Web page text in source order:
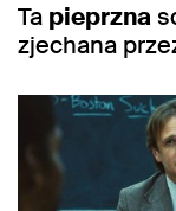
Ta pieprzna
zjechana